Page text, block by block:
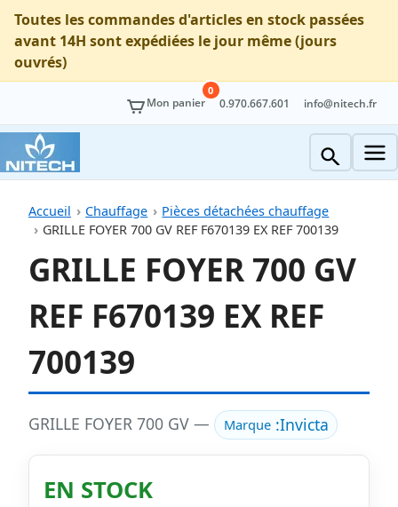
Toutes les commandes d'articles en stock passées
avant 14H sont expédiées le jour même (jours
ouvrés)
Mon panier
0
0.970.667.601 info@nitech.fr
Accueil Chauffage
Pièces détachées chauffage
GRILLE FOYER 700 GV REF F670139 EX REF 700139
GRILLE FOYER 700 GV
REF F670139 EX REF
700139
GRILLE FOYER 700 GV — Marque:Invicta
EN STOCK